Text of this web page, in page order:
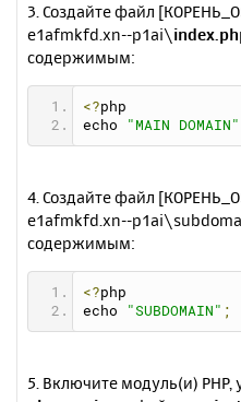
3. Создайте файл
e1afmkfd.xn--p1ai\
содержимым:
<?php
echo
"MAIN DOMAIN"
4. Создайте файл
e1afmkfd.xn--
содержимым:
<?php
echo
"SUBDOMAIN" ;
5. Включите модуль(и)